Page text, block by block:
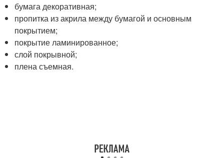
бумага декоративная;
пропитка из акрила между бумагой и основным
покрытием;
покрытие ламинированное;
слой покрывной;
плена съемная.